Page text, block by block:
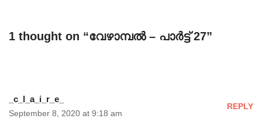
1 thought on “വേഴാമ്പൽ – പാർട്ട്‌ 27”
_c_l_a_i_r_e_
September 8, 2020 at 9:18 am
REPLY